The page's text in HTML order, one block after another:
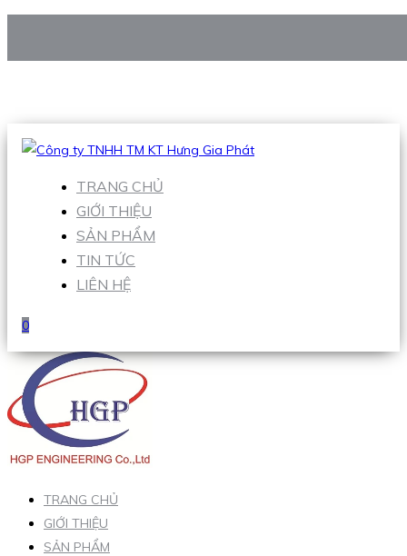
Hotline:0938 906 663
TRANG CHỦ
GIỚI THIỆU
SẢN PHẨM
TIN TỨC
LIÊN HỆ
0
TRANG CHỦ
GIỚI THIỆU
SẢN PHẨM